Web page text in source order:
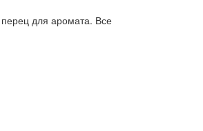
перец для аромата. Все